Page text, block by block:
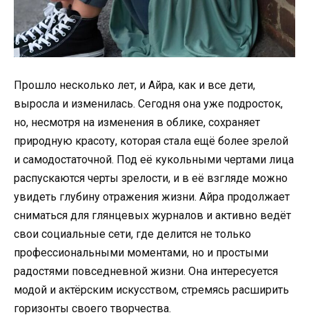
Прошло несколько лет, и Айра, как и все дети,
выросла и изменилась. Сегодня она уже подросток,
но, несмотря на изменения в облике, сохраняет
природную красоту, которая стала ещё более зрелой
и самодостаточной. Под её кукольными чертами лица
распускаются черты зрелости, и в её взгляде можно
увидеть глубину отражения жизни. Айра продолжает
сниматься для глянцевых журналов и активно ведёт
свои социальные сети, где делится не только
профессиональными моментами, но и простыми
радостями повседневной жизни. Она интересуется
модой и актёрским искусством, стремясь расширить
горизонты своего творчества.